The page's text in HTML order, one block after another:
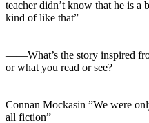
teacher didn’t know that he is
kind of like that”
――What’s the story inspired
or what you read or see?
Connan Mockasin ”We were
all fiction”